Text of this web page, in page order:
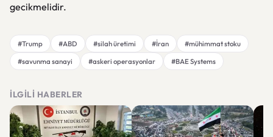
gecikmelidir.
#Trump #ABD #silah üretimi #İran
#mühimmat stoku
#savunma sanayi
#askeri operasyonlar #BAE Systems
İLGILI HABERLER